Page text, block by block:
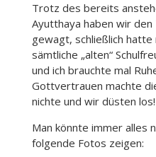
Trotz des bereits
Ayutthaya haben wir den
gewagt, schließlich hatte
sämtliche „alten“
und ich brauchte mal
Gottvertrauen machte
nichte und wir düsten los!
Man könnte immer alles
folgende Fotos zeigen: